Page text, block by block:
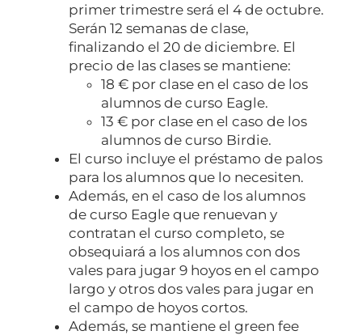
primer trimestre será el 4 de octubre.
Serán 12 semanas de clase,
finalizando el 20 de diciembre. El
precio de las clases se mantiene:
18 € por clase en el caso de los
alumnos de curso Eagle.
13 € por clase en el caso de los
alumnos de curso Birdie.
El curso incluye el préstamo de palos
para los alumnos que lo necesiten.
Además, en el caso de los alumnos
de curso Eagle que renuevan y
contratan el curso completo, se
obsequiará a los alumnos con dos
vales para jugar 9 hoyos en el campo
largo y otros dos vales para jugar en
el campo de hoyos cortos.
Además, se mantiene el green fee